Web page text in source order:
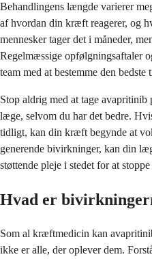
Behandlingens længde varierer
af hvordan din kræft reagerer, og
mennesker tager det i måneder,
Regelmæssige opfølgningsaftaler
team med at bestemme den
Stop aldrig med at tage
læge, selvom du har det bedre.
tidligt, kan din kræft begynde at
generende bivirkninger, kan din
støttende pleje i stedet for at
Hvad er
Som al kræftmedicin kan
ikke er alle, der oplever dem.